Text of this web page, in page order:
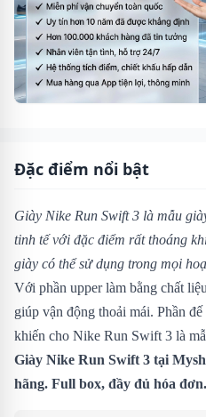
Đặc điểm nổi bật
Giày Nike Run Swift 3 là mẫu
tinh tế với đặc điểm rất thoáng
giày có thể sử dụng trong mọi
Với phần upper làm bằng chất
giúp vận động thoải mái. Phần
khiến cho Nike Run Swift 3 là
Giày Nike Run Swift 3 tại
hãng. Full box, đầy đủ hóa đơn.